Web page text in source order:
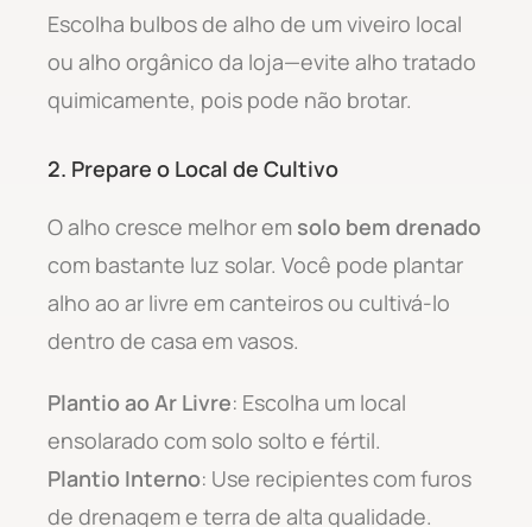
Escolha bulbos de alho de um viveiro local
ou alho orgânico da loja—evite alho tratado
quimicamente, pois pode não brotar.
2. Prepare o Local de Cultivo
O alho cresce melhor em solo bem drenado
com bastante luz solar. Você pode plantar
alho ao ar livre em canteiros ou cultivá-lo
dentro de casa em vasos.
Plantio ao Ar Livre: Escolha um local
ensolarado com solo solto e fértil.
Plantio Interno: Use recipientes com furos
de drenagem e terra de alta qualidade.